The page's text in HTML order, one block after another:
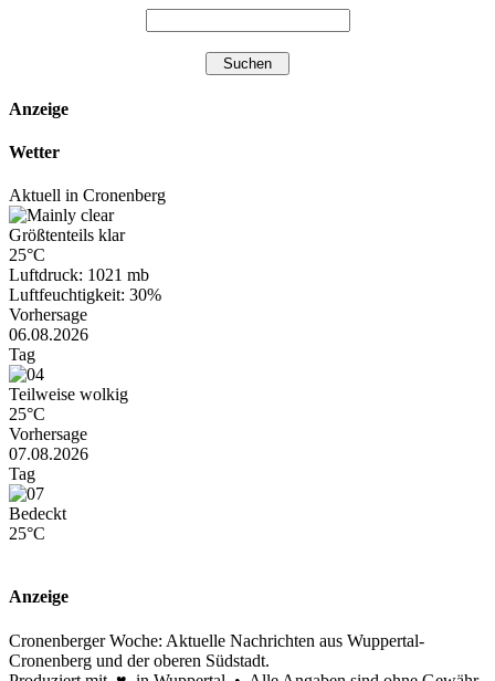
Anzeige
Wetter
Aktuell in Cronenberg
Größtenteils klar
25°C
Luftdruck: 1021 mb
Luftfeuchtigkeit: 30%
Vorhersage
06.08.2026
Tag
Teilweise wolkig
25°C
Vorhersage
07.08.2026
Tag
Bedeckt
25°C
Anzeige
Cronenberger Woche: Aktuelle Nachrichten aus Wuppertal-
Cronenberg und der oberen Südstadt.